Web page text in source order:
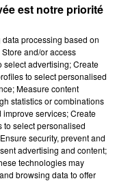
MARVIN GAYE
Sexual Healing
est notre priorité
processing based on
and/or access
select advertising; Create
to select personalised
Measure content
statistics or combinations
services; Create
to select personalised
security, prevent and
advertising and content;
technologies may
browsing data to offer